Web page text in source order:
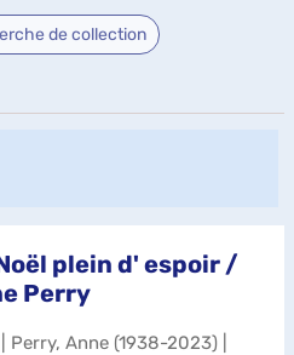
de collection
plein d' espoir /
Perry
Perry, Anne (1938-2023) |